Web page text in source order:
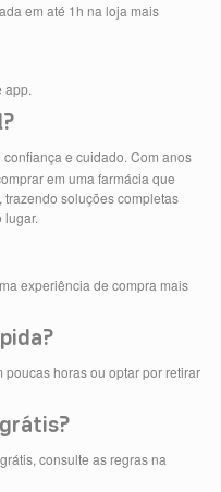
em até 1h na loja mais
app.
e cuidado. Com anos
em uma farmácia que
soluções completas
lugar.
experiência de compra mais
poucas horas ou optar por retirar
consulte as regras na